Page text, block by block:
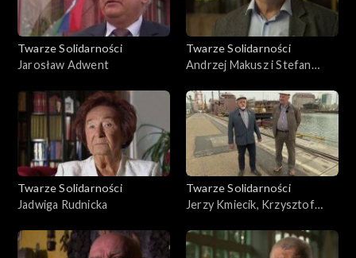
Twarze Solidarności
Jarosław Adwent
Twarze Solidarności
Andrzej Makusz i Stefan
Twarze Solidarności
Jadwiga Rudnicka
Twarze Solidarności
Jerzy Kmiecik, Krzysztof